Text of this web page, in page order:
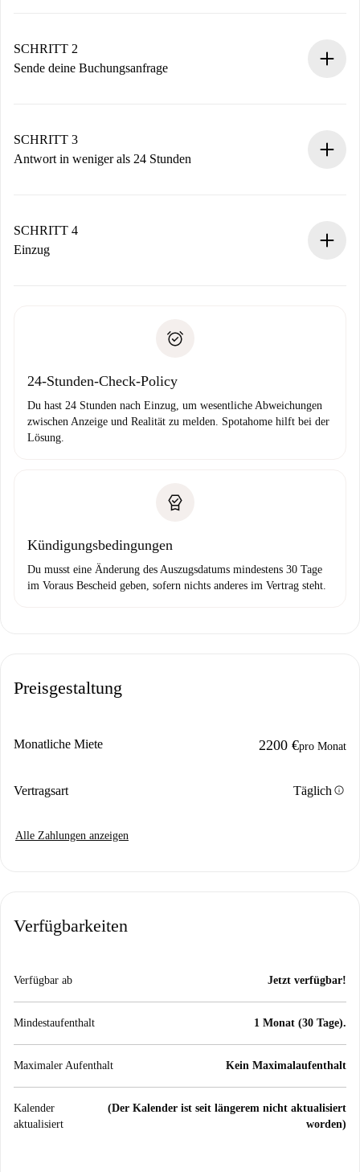
Du erhältst alle notwendigen Informationen im Voraus.
SCHRITT 2
Sende deine Buchungsanfrage
Denk daran, dass wir dich erst belasten, wenn der
Vermieter zustimmt.
SCHRITT 3
Antwort in weniger als 24 Stunden
stellen den Kontakt her.
Wenn der Vermieter ablehnen muss, entstehen keine
SCHRITT 4
Einzug
24-Stunden-Check-Policy
Du hast 24 Stunden nach Einzug, um wesentliche Abweichungen
zwischen Anzeige und Realität zu melden. Spotahome hilft bei der
Lösung.
Kündigungsbedingungen
Du musst eine Änderung des Auszugsdatums mindestens 30 Tage
im Voraus Bescheid geben, sofern nichts anderes im Vertrag steht.
Preisgestaltung
Monatliche Miete 2200 €pro Monat
Vertragsart Täglich info
Alle Zahlungen anzeigen
Verfügbarkeiten
Verfügbar ab Jetzt verfügbar!
Mindestaufenthalt 1 Monat (30 Tage).
Maximaler Aufenthalt Kein Maximalaufenthalt
Kalender
aktualisiert
(Der Kalender ist seit längerem nicht aktualisiert
worden)